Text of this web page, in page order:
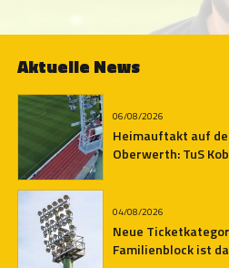
Aktuelle News
06/08/2026
Heimauftakt auf
Oberwerth: TuS
04/08/2026
Neue
Familienblock ist